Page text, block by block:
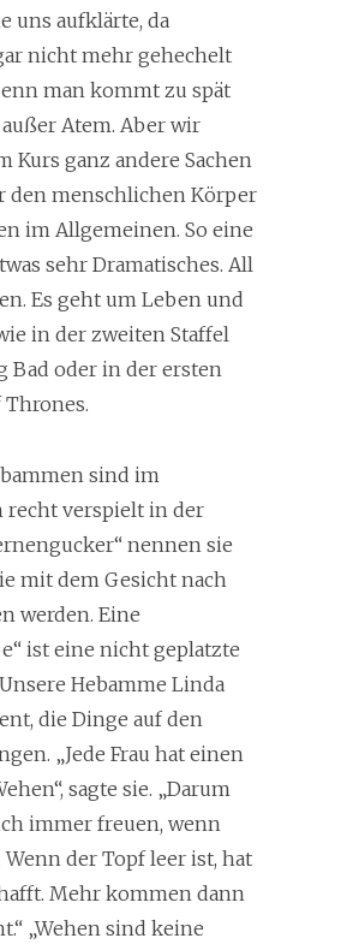
uns aufklärte, da
nicht mehr gehechelt
man kommt zu spät
Atem. Aber wir
Kurs ganz andere Sachen
den menschlichen Körper
im Allgemeinen. So eine
sehr Dramatisches. All
Es geht um Leben und
in der zweiten Staffel
Bad oder in der ersten
Thrones.
sind im
recht verspielt in der
nennen sie
mit dem Gesicht nach
werden. Eine
ist eine nicht geplatzte
Hebamme Linda
die Dinge auf den
„Jede Frau hat einen
sagte sie. „Darum
immer freuen, wenn
der Topf leer ist, hat
Mehr kommen dann
„Wehen sind keine